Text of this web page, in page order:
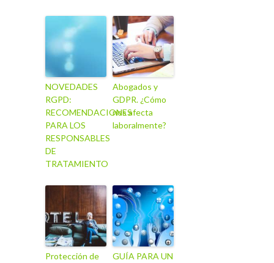
NOVEDADES
RGPD:
RECOMENDACIONES
PARA LOS
RESPONSABLES
DE
TRATAMIENTO
Abogados y
GDPR. ¿Cómo
nos afecta
laboralmente?
Protección de GUÍA PARA UN